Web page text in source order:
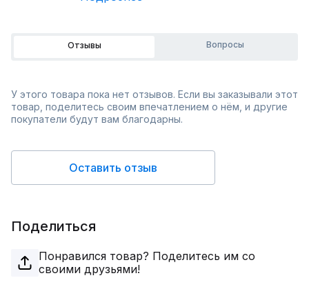
Отзывы Вопросы
У этого товара пока нет отзывов. Если вы заказывали этот
товар, поделитесь своим впечатлением о нём, и другие
покупатели будут вам благодарны.
Оставить отзыв
Поделиться
Понравился товар? Поделитесь им со
своими друзьями!